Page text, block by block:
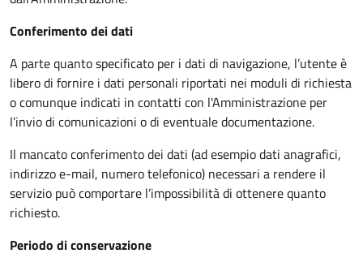
Conferimento dei dati
A parte quanto specificato per i dati di navigazione, l’utente è
libero di fornire i dati personali riportati nei moduli di richiesta
o comunque indicati in contatti con l'Amministrazione per
l’invio di comunicazioni o di eventuale documentazione.
Il mancato conferimento dei dati (ad esempio dati anagrafici,
indirizzo e-mail, numero telefonico) necessari a rendere il
servizio può comportare l’impossibilità di ottenere quanto
richiesto.
Periodo di conservazione